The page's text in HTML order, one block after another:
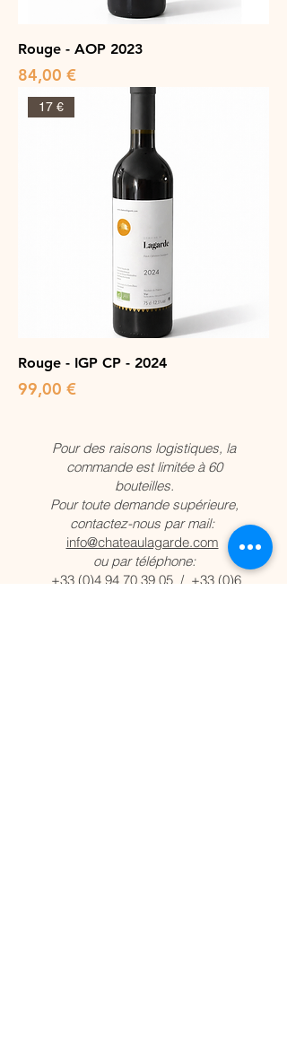
Rouge - AOP 2023
Prix
84,00 €
17 €
Rouge - IGP CP - 2024
Prix
99,00 €
Pour des raisons logistiques, la
commande est limitée à 60
bouteilles.
Pour toute demande supérieure,
contactez-nous par mail:
info@chateaulagarde.com
ou par téléphone:
+33 (0)4 94 70 39 05 / +33 (0)6